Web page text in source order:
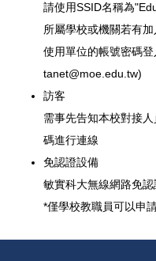
請使用SSID名稱為
所屬學校或機關若有
使用單位的帳號密碼登
tanet@moe.edu.tw)
訪客
需事先告知本校對接
碼進行連線
免認證設備
敏實科大無線網路免
*僅學校教職員可以申